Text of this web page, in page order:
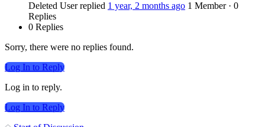
Deleted User replied 1 year, 2 months ago 1 Member · 0
Replies
0 Replies
Sorry, there were no replies found.
Log In to Reply
Log in to reply.
Log In to Reply